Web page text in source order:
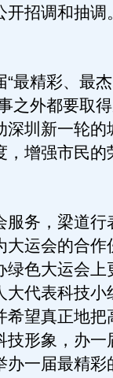
招调和抽调
精彩、最
之外都要取
圳新一轮的
，增强市民的
务，梁道行
运会的合作
色大运会上
代表科技小
望真正地把
形象，办一
办一届最精彩